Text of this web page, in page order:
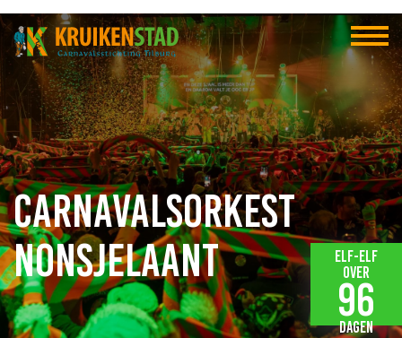
Carnavalsorkest
Nonsjelaant
Elf-elf
over
96
dagen